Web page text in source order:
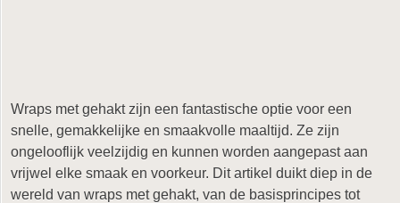
Wraps met gehakt zijn een fantastische optie voor een
snelle, gemakkelijke en smaakvolle maaltijd. Ze zijn
ongelooflijk veelzijdig en kunnen worden aangepast aan
vrijwel elke smaak en voorkeur. Dit artikel duikt diep in de
wereld van wraps met gehakt, van de basisprincipes tot